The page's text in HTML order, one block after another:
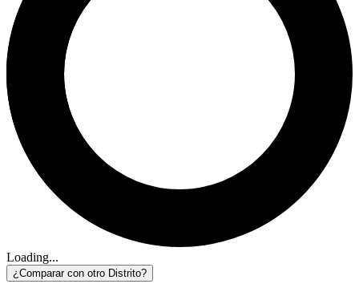
Loading...
¿Comparar con otro Distrito?